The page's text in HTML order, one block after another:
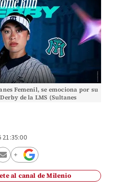
Femenil, se emociona por su
de la LMS (Sultanes
21:35:00
al canal de Milenio